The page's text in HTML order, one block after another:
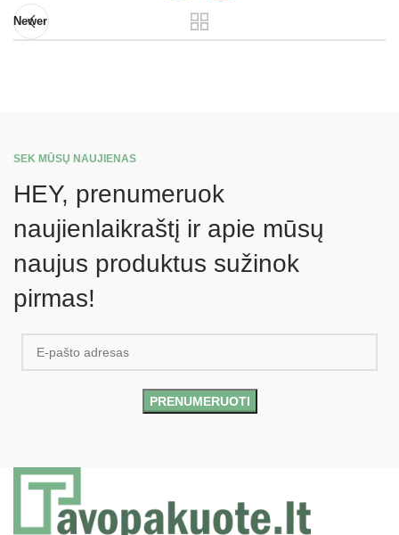
Newer
SEK MŪSŲ NAUJIENAS
HEY, prenumeruok
naujienlaikraštį ir apie mūsų
naujus produktus sužinok
pirmas!